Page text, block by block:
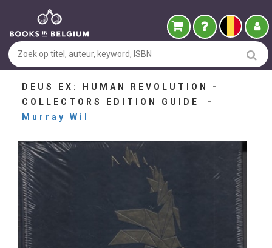
DEUS EX: HUMAN REVOLUTION -
COLLECTORS EDITION GUIDE -
Murray Wil